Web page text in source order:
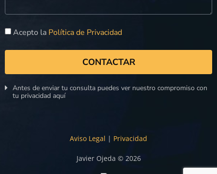
Acepto la Política de Privacidad
CONTACTAR
Antes de enviar tu consulta puedes ver nuestro compromiso con
tu privacidad aquí
Aviso Legal | Privacidad
Javier Ojeda © 2026